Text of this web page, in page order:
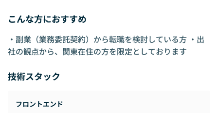
こんな方におすすめ
・副業（業務委託契約）から転職を検討している方 ・出
社の観点から、関東在住の方を限定としております
技術スタック
フロントエンド